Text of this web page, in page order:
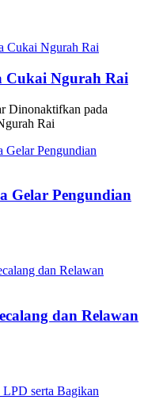
Cukai Ngurah Rai
Dinonaktifkan pada
Rai
Gelar Pengundian
dan Relawan